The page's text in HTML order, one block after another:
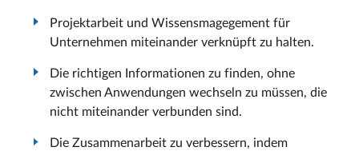
Projektarbeit und Wissensmagegement für
Unternehmen miteinander verknüpft zu halten.
Die richtigen Informationen zu finden, ohne
zwischen Anwendungen wechseln zu müssen, die
nicht miteinander verbunden sind.
Die Zusammenarbeit zu verbessern, indem